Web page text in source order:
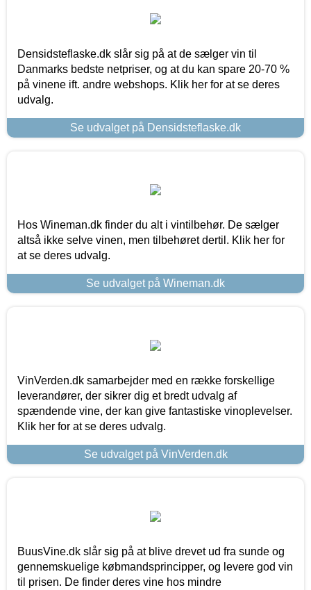
Densidsteflaske.dk slår sig på at de sælger vin til
Danmarks bedste netpriser, og at du kan spare 20-70 %
på vinene ift. andre webshops. Klik her for at se deres
udvalg.
Se udvalget på Densidsteflaske.dk
Hos Wineman.dk finder du alt i vintilbehør. De sælger
altså ikke selve vinen, men tilbehøret dertil. Klik her for
at se deres udvalg.
Se udvalget på Wineman.dk
VinVerden.dk samarbejder med en række forskellige
leverandører, der sikrer dig et bredt udvalg af
spændende vine, der kan give fantastiske vinoplevelser.
Klik her for at se deres udvalg.
Se udvalget på VinVerden.dk
BuusVine.dk slår sig på at blive drevet ud fra sunde og
gennemskuelige købmandsprincipper, og levere god vin
til prisen. De finder deres vine hos mindre